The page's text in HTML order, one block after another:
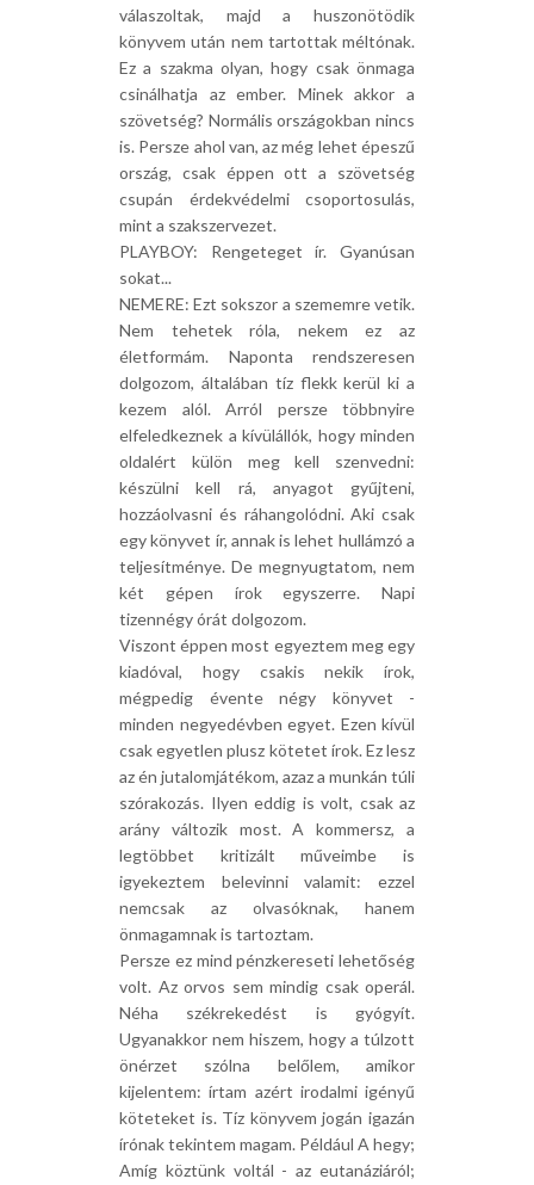
válaszoltak, majd a huszonötödik
könyvem után nem tartottak méltónak.
Ez a szakma olyan, hogy csak önmaga
csinálhatja az ember. Minek akkor a
szövetség? Normális országokban nincs
is. Persze ahol van, az még lehet épeszű
ország, csak éppen ott a szövetség
csupán érdekvédelmi csoportosulás,
mint a szakszervezet.
PLAYBOY: Rengeteget ír. Gyanúsan
sokat...
NEMERE: Ezt sokszor a szememre vetik.
Nem tehetek róla, nekem ez az
életformám. Naponta rendszeresen
dolgozom, általában tíz flekk kerül ki a
kezem alól. Arról persze többnyire
elfeledkeznek a kívülállók, hogy minden
oldalért külön meg kell szenvedni:
készülni kell rá, anyagot gyűjteni,
hozzáolvasni és ráhangolódni. Aki csak
egy könyvet ír, annak is lehet hullámzó a
teljesítménye. De megnyugtatom, nem
két gépen írok egyszerre. Napi
tizennégy órát dolgozom.
Viszont éppen most egyeztem meg egy
kiadóval, hogy csakis nekik írok,
mégpedig évente négy könyvet -
minden negyedévben egyet. Ezen kívül
csak egyetlen plusz kötetet írok. Ez lesz
az én jutalomjátékom, azaz a munkán túli
szórakozás. Ilyen eddig is volt, csak az
arány változik most. A kommersz, a
legtöbbet kritizált műveimbe is
igyekeztem belevinni valamit: ezzel
nemcsak az olvasóknak, hanem
önmagamnak is tartoztam.
Persze ez mind pénzkereseti lehetőség
volt. Az orvos sem mindig csak operál.
Néha székrekedést is gyógyít.
Ugyanakkor nem hiszem, hogy a túlzott
önérzet szólna belőlem, amikor
kijelentem: írtam azért irodalmi igényű
köteteket is. Tíz könyvem jogán igazán
írónak tekintem magam. Például A hegy;
Amíg köztünk voltál - az eutanáziáról;